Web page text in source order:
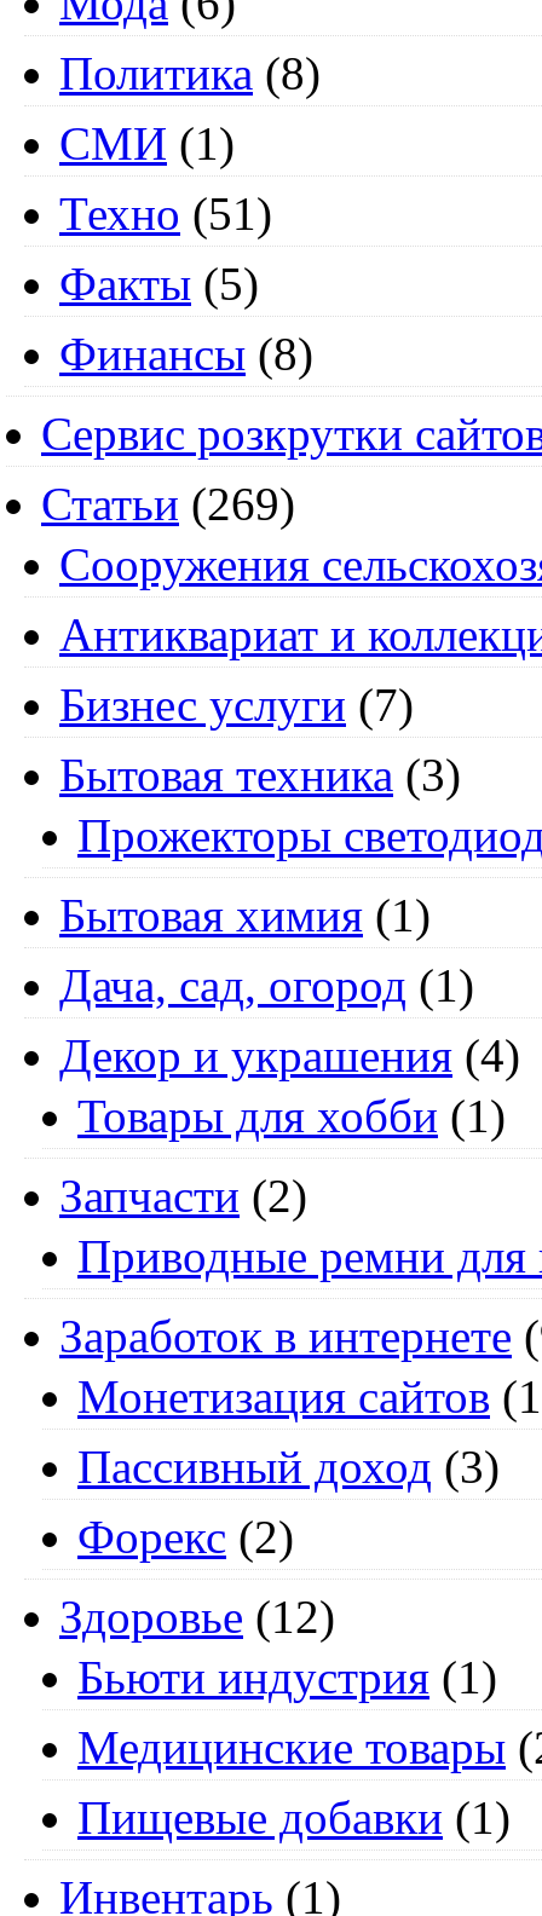
Политика (8)
СМИ (1)
Техно (51)
Факты (5)
Финансы (8)
Сервис розкрутки
Статьи (269)
Cооружения
Антиквариат и
Бизнес услуги (7)
Бытовая техника (3)
Прожекторы
Бытовая химия (1)
Дача, сад, огород (1)
Декор и украшения (4)
Товары для хобби (1)
Запчасти (2)
Приводные ремни для
Заработок в интернете
Монетизация сайтов
Пассивный доход (3)
Форекс (2)
Здоровье (12)
Бьюти индустрия (1)
Медицинские товары
Пищевые добавки (1)
Инвентарь (1)